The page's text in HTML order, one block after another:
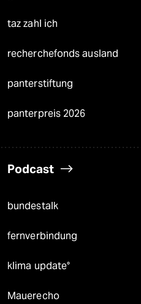
taz zahl ich
recherchefonds ausland
panterstiftung
panterpreis 2026
Podcast
bundestalk
fernverbindung
klima update°
Mauerecho